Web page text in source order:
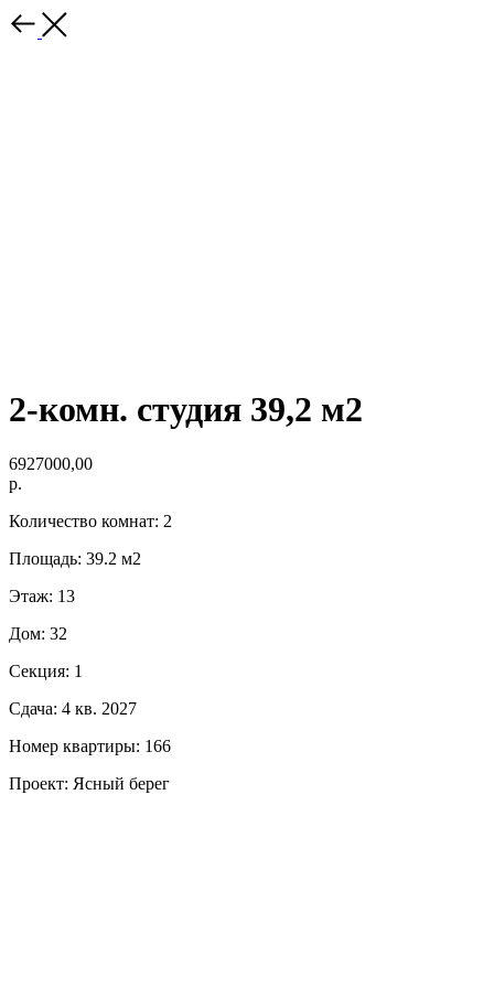
2-комн. студия 39,2 м2
6927000,00
р.
Количество комнат: 2
Площадь: 39.2 м2
Этаж: 13
Дом: 32
Секция: 1
Сдача: 4 кв. 2027
Номер квартиры: 166
Проект: Ясный берег